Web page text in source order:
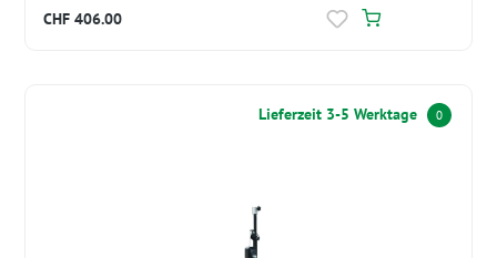
CHF 406.00
Lieferzeit 3-5 Werktage 0